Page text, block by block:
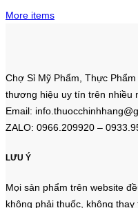
More items
Chợ Sỉ Mỹ Phẩm, Thực
thương hiệu uy tín trên nhiều
Email:
ZALO: 0966.209920 –
LƯU Ý
Mọi sản phẩm trên website
không phải thuốc, không